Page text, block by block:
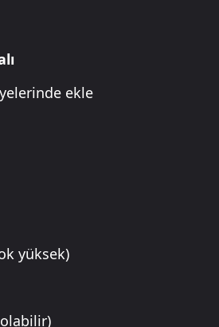
ekle
yüksek)